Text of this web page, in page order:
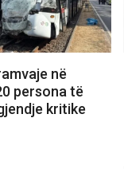
në
persona të
kritike